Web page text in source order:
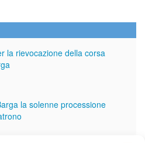
la rievocazione della corsa
la solenne processione